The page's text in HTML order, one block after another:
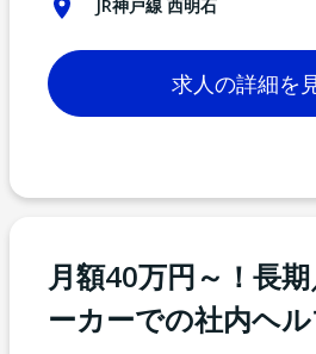
JR神戸線 西明石
求人の詳細を
月額40万円～！長
ーカーでの社内ヘ